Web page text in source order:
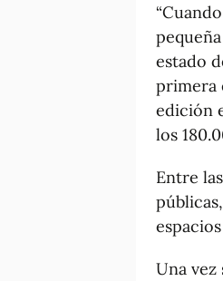
estado
primera
edición
los
Entre
Una vez